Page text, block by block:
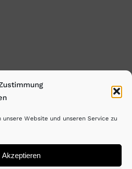
unsere Website und unseren Service zu
Akzeptieren
All Rights Reserved. 2023